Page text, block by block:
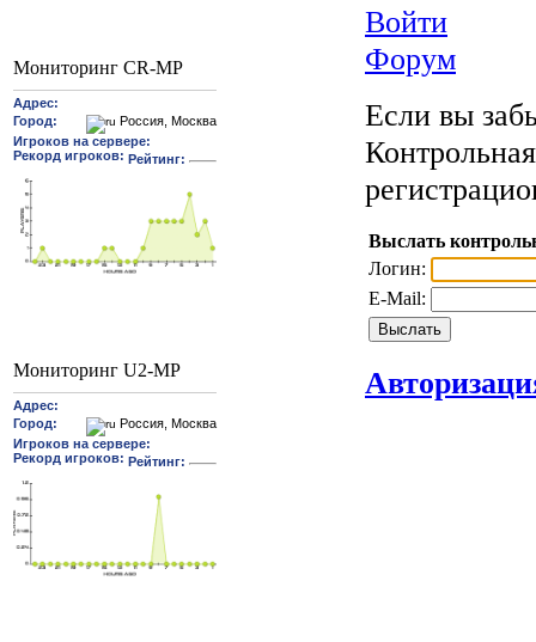
Мониторинг CR-MP
Мониторинг U2-MP
Войти
Форум
Если вы
Выслать
Логин:
E-Mail: